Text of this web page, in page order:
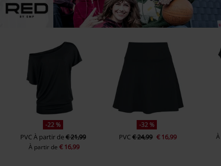
-22 %
PVCÀ partir de€ 21,99
À partir de€ 16,99
-32 %
PVC€ 24,99 € 16,99